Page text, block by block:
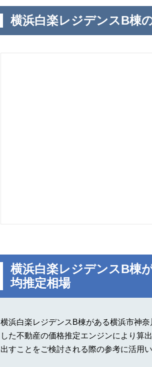
横浜白楽レジデンスB棟
横浜白楽レジデンスB棟
均推定相場
横浜白楽レジデンスB棟がある横浜市神
した不動産の価格推定エンジンにより算
出すことをご検討される際の参考に活用